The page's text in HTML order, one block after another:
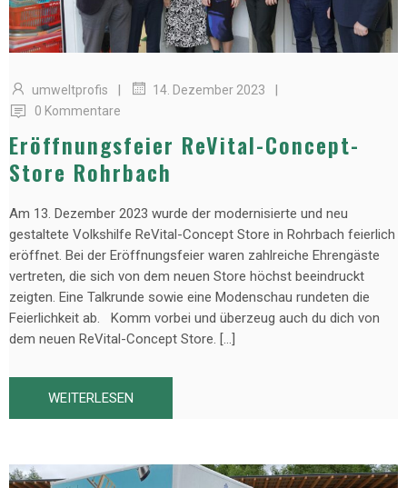
umweltprofis | 14. Dezember 2023 |
0 Kommentare
Eröffnungsfeier ReVital-Concept-
Store Rohrbach
Am 13. Dezember 2023 wurde der modernisierte und neu
gestaltete Volkshilfe ReVital-Concept Store in Rohrbach feierlich
eröffnet. Bei der Eröffnungsfeier waren zahlreiche Ehrengäste
vertreten, die sich von dem neuen Store höchst beeindruckt
zeigten. Eine Talkrunde sowie eine Modenschau rundeten die
Feierlichkeit ab. Komm vorbei und überzeug auch du dich von
dem neuen ReVital-Concept Store. […]
WEITERLESEN